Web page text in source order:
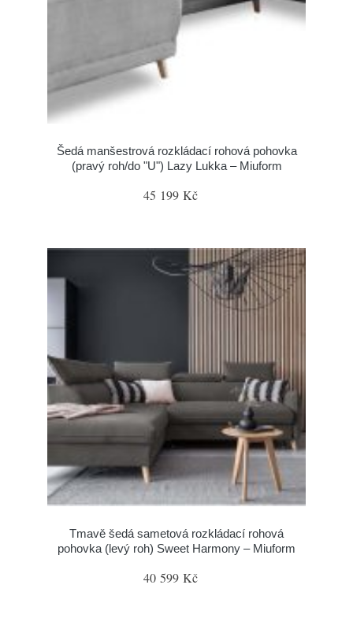
Šedá manšestrová rozkládací rohová pohovka
(pravý roh/do "U") Lazy Lukka – Miuform
45 199 Kč
Tmavě šedá sametová rozkládací rohová
pohovka (levý roh) Sweet Harmony – Miuform
40 599 Kč